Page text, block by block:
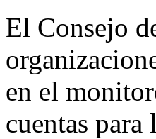
El Consejo
en el
cuentas